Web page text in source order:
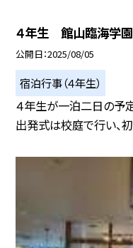
４年生 館山臨海学
公開日 2025/08/05
宿泊行事（４年生）
４年生が一泊二日の予
出発式は校庭で行い、